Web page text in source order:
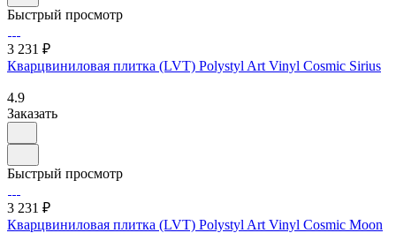
Быстрый просмотр
3 231 ₽
Кварцвиниловая плитка (LVT) Polystyl Art Vinyl Cosmic Sirius
4.9
Заказать
Быстрый просмотр
3 231 ₽
Кварцвиниловая плитка (LVT) Polystyl Art Vinyl Cosmic Moon